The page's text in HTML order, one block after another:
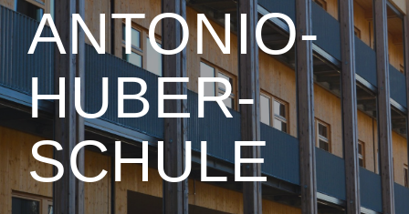
ANTONIO-
HUBER-
SCHULE